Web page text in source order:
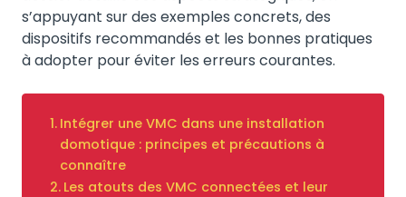
s’appuyant sur des exemples concrets, des
dispositifs recommandés et les bonnes pratiques
à adopter pour éviter les erreurs courantes.
Intégrer une VMC dans une installation
domotique : principes et précautions à
connaître
Les atouts des VMC connectées et leur